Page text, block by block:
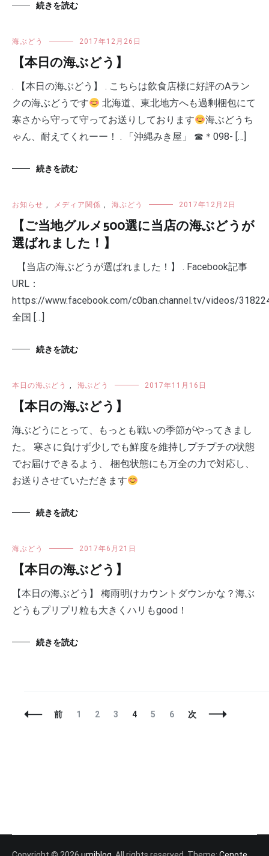
続きを読む
海ぶどう 2017年12月26日
【本日の海ぶどう】
. 【本日の海ぶどう】 . こちらは飲食店様に好評のAラン
クの海ぶどうです
北海道、東北地方へも過剰梱包にて
寒さから守って守ってお送りしております
海ぶどうち
ゃん、耐えてくれーー！ . 「沖縄みき屋」 ☎︎＊098- […]
続きを読む
お知らせ , メディア関係 , 海ぶどう 2017年12月2日
【ご当地グルメ500選に当店の海ぶどうが
選ばれました！】
【当店の海ぶどうが選ばれました！】 . Facebook記事
URL：
https://www.facebook.com/c0ban.channel.tv/videos/
全国 […]
続きを読む
本日の海ぶどう , 海ぶどう 2017年11月16日
【本日の海ぶどう】
海ぶどうにとって、もっとも戦いの季節がやってきまし
た。 寒さに負けず少しでも鮮度を維持しプチプチの状態
でお届けできるよう、 梱包状態にも万全の力で対応し、
お送りさせていただきます
続きを読む
海ぶどう 2017年6月21日
【本日の海ぶどう】
【本日の海ぶどう】 梅雨明けカウントダウンかな？海ぶ
どうもプリプリ粒も大きくハリもgood！
続きを読む
投
前
固
1
固
2
固
3
固
4
固
5
固
6 次